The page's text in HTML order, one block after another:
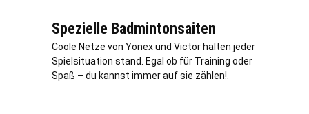
Spezielle Badmintonsaiten
Coole Netze von Yonex und Victor halten jeder
Spielsituation stand. Egal ob für Training oder
Spaß – du kannst immer auf sie zählen!.